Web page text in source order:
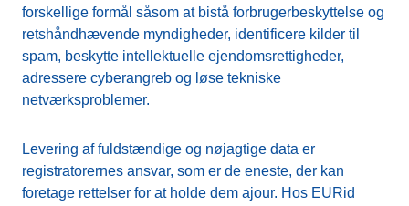
forskellige formål såsom at bistå forbrugerbeskyttelse og
retshåndhævende myndigheder, identificere kilder til
spam, beskytte intellektuelle ejendomsrettigheder,
adressere cyberangreb og løse tekniske
netværksproblemer.
Levering af fuldstændige og nøjagtige data er
registratorernes ansvar, som er de eneste, der kan
foretage rettelser for at holde dem ajour. Hos EURid